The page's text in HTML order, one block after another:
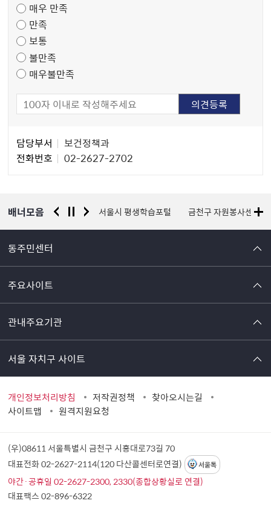
도
조
사
매우 만족
만족
보통
불만족
매우불만족
자
담당부서
보건정책과
전화번호
02-2627-2702
배너모음
경찰청 유실물 통합포털 서울시 평생학습포털 금천구 자원봉사센터
동주민센터
주요사이트
관내주요기관
서울 자치구 사이트
개인정보처리방침 저작권정책
찾아오시는길
사이트맵
원격지원요청
(우)08611 서울특별시 금천구 시흥대로73길 70
대표전화 02-2627-2114(120 다산콜센터로연결)
서울톡
야간·공휴일 02-2627-2300, 2330(종합상황실로 연결)
대표팩스 02-896-6322